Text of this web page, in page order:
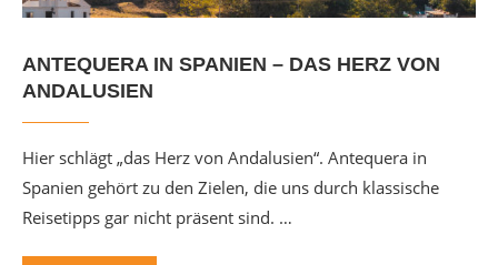
ANTEQUERA IN SPANIEN – DAS HERZ VON
ANDALUSIEN
Hier schlägt „das Herz von Andalusien“. Antequera in
Spanien gehört zu den Zielen, die uns durch klassische
Reisetipps gar nicht präsent sind. …